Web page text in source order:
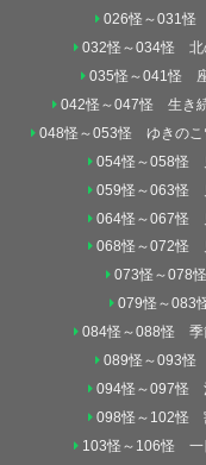
026怪～031怪
032怪～034怪 北
035怪～041怪
042怪～047怪 生き
048怪～053怪 ゆきのこ
054怪～058怪
059怪～063怪
064怪～067怪
068怪～072怪
073怪～078
079怪～083
084怪～088怪 季
089怪～093怪
094怪～097怪
098怪～102怪
103怪～106怪 一